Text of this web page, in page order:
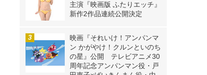
主演『映画版 ふたりエッチ』
新作2作品連続公開決定
映画『それいけ！アンパンマ
ン かがやけ！クルンといのち
の星』公開 テレビアニメ30
周年記念アンパンマン役・戸